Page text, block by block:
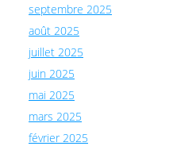
septembre 2025
août 2025
juillet 2025
juin 2025
mai 2025
mars 2025
février 2025